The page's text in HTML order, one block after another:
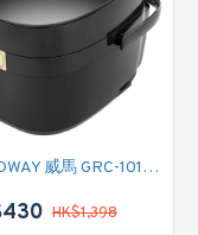
GOODWAY 威馬 GRC-10102IH IH 電飯煲
HK$1,398